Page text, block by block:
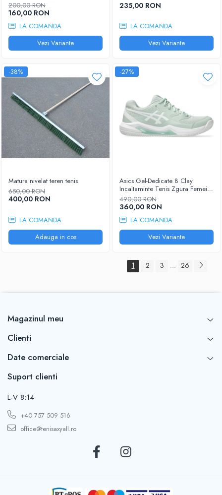
200,00 RON
160,00 RON
LA COMANDA
Vezi Variante
235,00 RON
LA COMANDA
Vezi Variante
-38%
Matura nivelat teren tenis
650,00 RON
400,00 RON
LA COMANDA
Adauga in cos
-27%
Asics Gel-Dedicate 8 Clay
Incaltaminte Tenis Zgura Femei
Gri albastrui, Alb
490,00 RON
360,00 RON
LA COMANDA
Vezi Variante
1 2 3 ... 26
Magazinul meu
Clienti
Date comerciale
Suport clienti
L-V 8:14
+40 757 509 516
office@tenisaxyall.ro